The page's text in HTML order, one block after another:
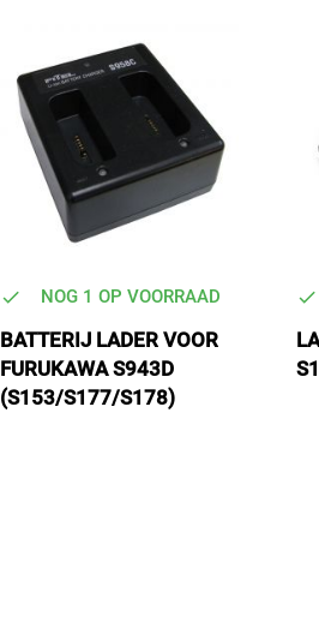
NOG 1 OP VOORRAAD
BATTERIJ LADER VOOR
FURUKAWA S943D
(S153/S177/S178)